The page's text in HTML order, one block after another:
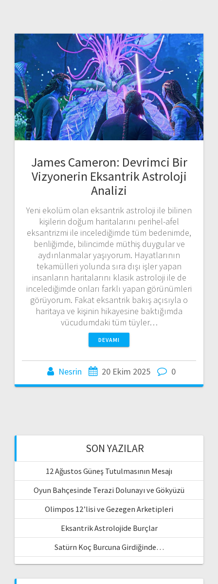
James Cameron: Devrimci Bir
Vizyonerin Eksantrik Astroloji
Analizi
Yeni ekolüm olan eksantrik astroloji ile bilinen
kişilerin doğum haritalarını perihel-afel
eksantrizmi ile incelediğimde tüm bedenimde,
benliğimde, bilincimde müthiş duygular ve
aydınlanmalar yaşıyorum. Hayatlarının
tekamülleri yolunda sıra dışı işler yapan
insanların haritalarını klasik astroloji ile de
incelediğimde onları farklı yapan görünümleri
görüyorum. Fakat eksantrik bakış açısıyla o
haritaya ve kişinin hikayesine baktığımda
vücudumdaki tüm tüyler…
DEVAMI
Nesrin 20 Ekim 2025 0
SON YAZILAR
12 Ağustos Güneş Tutulmasının Mesajı
Oyun Bahçesinde Terazi Dolunayı ve Gökyüzü
Olimpos 12’lisi ve Gezegen Arketipleri
Eksantrik Astrolojide Burçlar
Satürn Koç Burcuna Girdiğinde…